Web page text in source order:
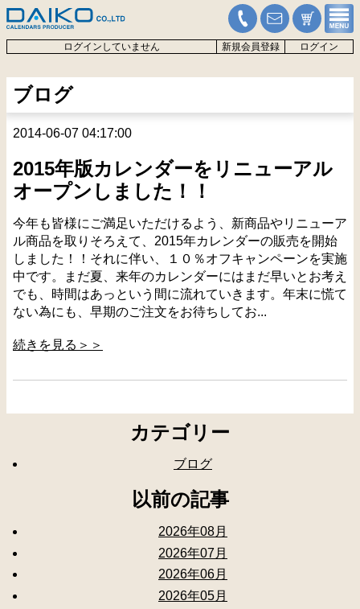
ログインしていません 新規会員登録 ログイン
ブログ
2014-06-07 04:17:00
2015年版カレンダーをリニューアル
オープンしました！！
今年も皆様にご満足いただけるよう、新商品やリニューア
ル商品を取りそろえて、2015年カレンダーの販売を開始
しました！！それに伴い、１０％オフキャンペーンを実施
中です。まだ夏、来年のカレンダーにはまだ早いとお考え
でも、時間はあっという間に流れていきます。年末に慌て
ない為にも、早期のご注文をお待ちしてお...
続きを見る＞＞
カテゴリー
ブログ
以前の記事
2026年08月
2026年07月
2026年06月
2026年05月